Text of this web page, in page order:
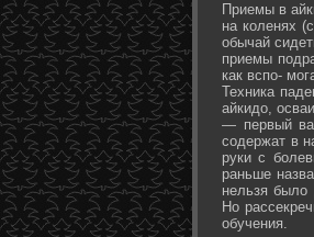
Приемы в
на коленях
обычай
приемы
как вспо-
Техника
айкидо,
— первый
содержат в
руки с
раньше
нельзя было
Но
обучения.